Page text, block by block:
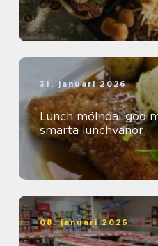
31. januari 2026
Lunch mölndal god mat, enkla val och
smarta lunchvanor
08. januari 2026